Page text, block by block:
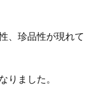
、珍品性が現れて
りました。